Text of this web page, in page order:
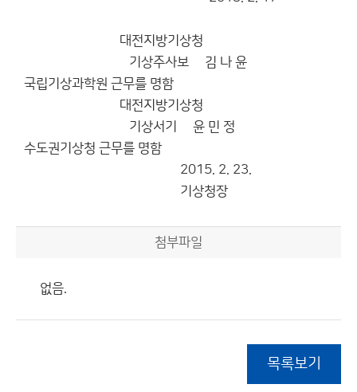
대전지방기상청
기상주사보 김 나 윤
국립기상과학원 근무를 명함
대전지방기상청
기상서기 윤 민 정
수도권기상청 근무를 명함
2015. 2. 23.
기상청장
첨부파일
없음.
목록보기